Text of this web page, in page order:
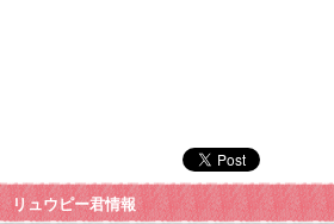
リュウピー君情報